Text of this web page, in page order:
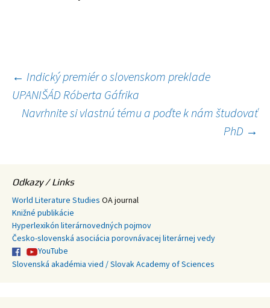
Navigácia
článkami
← Indický premiér o slovenskom preklade
UPANIŠÁD Róberta Gáfrika
Navrhnite si vlastnú tému a poďte k nám študovať
PhD →
Odkazy / Links
World Literature Studies OA journal
Knižné publikácie
Hyperlexikón literárnovedných pojmov
Česko-slovenská asociácia porovnávacej literárnej vedy
YouTube
Slovenská akadémia vied / Slovak Academy of Sciences